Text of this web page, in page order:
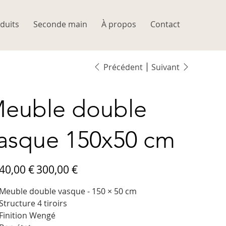
Seconde main À propos Contact
Précédent Suivant
double
150x50 cm
€
promotionnel
300,00 €
Meuble double vasque - 150 × 50 cm
4 tiroirs
Finition Wengé